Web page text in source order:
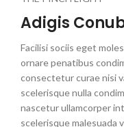
Adigis
Facilisi sociis eget
ornare penatibus
consectetur curae nisi
scelerisque nulla
nascetur ullamcorper
scelerisque malesuada